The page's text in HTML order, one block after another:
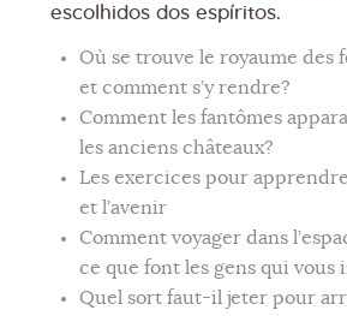
escolhidos dos espíritos.
Où se trouve le royaume des
et comment s’y rendre?
Comment les fantômes
les anciens châteaux?
Les exercices pour
et l’avenir
Comment voyager dans
ce que font les gens qui vous
Quel sort faut-il jeter pour